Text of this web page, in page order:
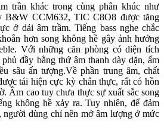
trần khác trong cùng phân khúc như
B&W CCM632, TIC C8O8 được tăng
ở dải âm trầm. Tiếng bass nghe chắc
hơn song không hề gây ảnh hưởng
Với những căn phòng có diện tích
đầy bằng thứ âm thanh dày dặn, ấm
sâu ấn tượng.Về phần trung âm, chất
tái hiện cực kỳ chân thực, rất có hồn
Âm cao tuy chưa thực sự xuất sắc song
không hề xảy ra. Tuy nhiên, để đảm
người dùng chỉ nên mở âm lượng ở mức